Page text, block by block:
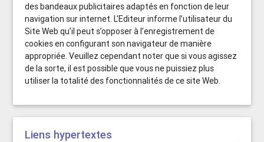
des bandeaux publicitaires adaptés en fonction de leur
navigation sur internet. L'Editeur informe l’utilisateur du
Site Web qu’il peut s’opposer à l’enregistrement de
cookies en configurant son navigateur de manière
appropriée. Veuillez cependant noter que si vous agissez
de la sorte, il est possible que vous ne puissiez plus
utiliser la totalité des fonctionnalités de ce site Web.
Liens hypertextes